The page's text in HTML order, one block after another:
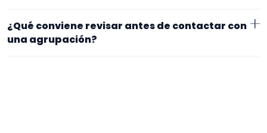
exacto, horarios y posibles gastos.
Empieza por el tipo de evento y la zona. Si ya sabes el
formato que te encaja, usa el filtro de tipo de
agrupación para quedarte con opciones más
¿Qué conviene revisar antes de contactar con
una agrupación?